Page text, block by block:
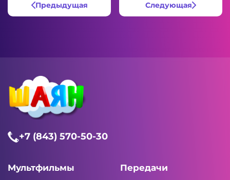
Предыдущая Следующая
+7 (843) 570-50-30
Мультфильмы
Передачи